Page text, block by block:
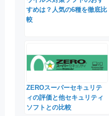
すめは？人気の6種を徹底比
較
ZEROスーパーセキュリテ
ィの評価と他セキュリティ
ソフトとの比較